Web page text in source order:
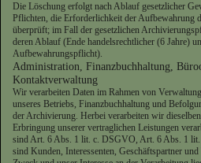
Die Löschung erfolgt nach Ablauf gesetzlicher
Pflichten, die Erforderlichkeit der Aufbewahrung
überprüft; im Fall der gesetzlichen
deren Ablauf (Ende handelsrechtlicher (6 Jahre)
Aufbewahrungspflicht).
Administration, Finanzbuchhaltung,
Kontaktverwaltung
Wir verarbeiten Daten im Rahmen von
unseres Betriebs, Finanzbuchhaltung und
der Archivierung. Herbei verarbeiten wir
Erbringung unserer vertraglichen Leistungen
sind Art. 6 Abs. 1 lit. c. DSGVO, Art. 6 Abs. 1
sind Kunden, Interessenten, Geschäftspartner